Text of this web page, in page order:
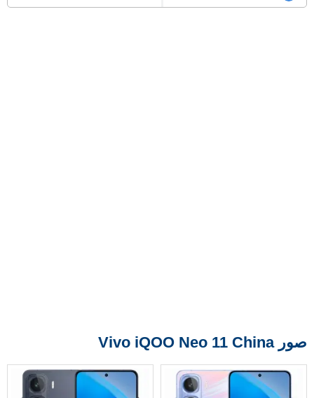
صور Vivo iQOO Neo 11 China